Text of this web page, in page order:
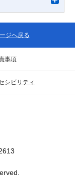
ジへ戻る
事項
シビリティ